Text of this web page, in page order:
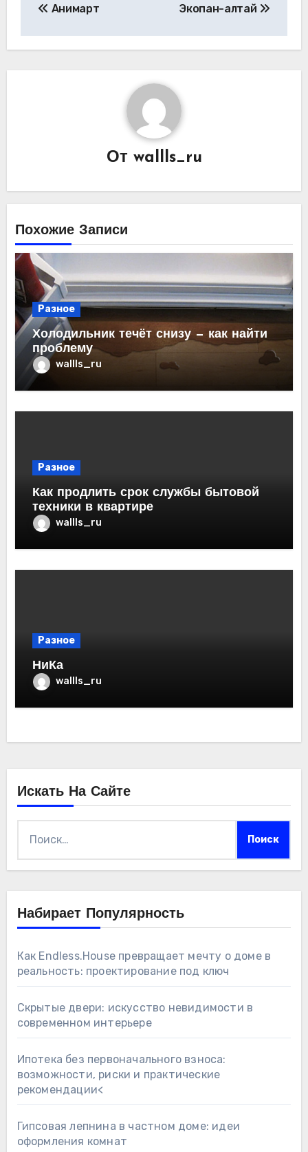
записям
Анимарт Экопан-алтай
От wallls_ru
Похожие Записи
Разное
Холодильник течёт снизу — как найти
проблему
wallls_ru
Разное
Как продлить срок службы бытовой
техники в квартире
wallls_ru
Разное
НиКа
wallls_ru
Искать На Сайте
Набирает Популярность
Как Endless.House превращает мечту о доме в
реальность: проектирование под ключ
Скрытые двери: искусство невидимости в
современном интерьере
Ипотека без первоначального взноса:
возможности, риски и практические
рекомендации<
Гипсовая лепнина в частном доме: идеи
оформления комнат